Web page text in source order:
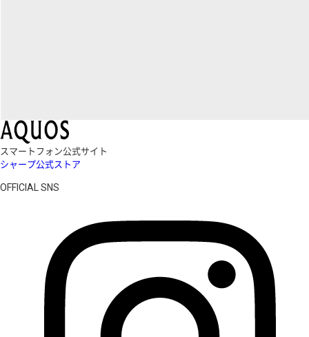
スマートフォン公式サイト
シャープ公式ストア
OFFICIAL SNS